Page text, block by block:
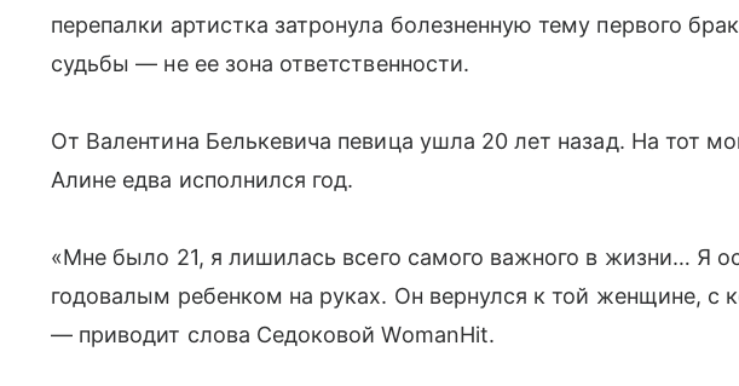
перепалки артистка затронула болезненную тему первого
судьбы — не ее зона ответственности.
От Валентина Белькевича певица ушла 20 лет назад. На тот
Алине едва исполнился год.
«Мне было 21, я лишилась всего самого важного в жизни… Я
годовалым ребенком на руках. Он вернулся к той женщине, с
— приводит слова Седоковой WomanHit.